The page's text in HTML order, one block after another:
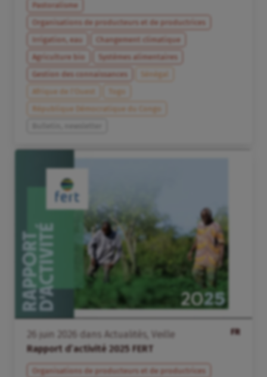
Pastoralisme
Organisations de producteurs et de productrices
Irrigation, eau
Changement climatique
Agriculture bio
Systèmes alimentaires
Gestion des connaissances
Sénégal
Afrique de l’Ouest
Togo
République Démocratique du Congo
FR
juin dans Actualités
Veille
Rapport d’activité 2025 FERT
Organisations de producteurs et de productrices